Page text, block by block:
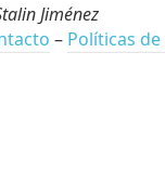
Jiménez
– Políticas